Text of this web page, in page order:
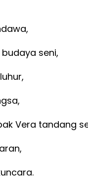
seni,
Vera tandang